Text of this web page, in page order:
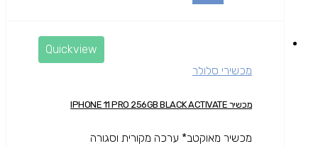
Quickview
מכשירי סלולר
מכשיר IPHONE 11 PRO 256GB BLACK ACTIVATE
מכשיר מאוקטב* ערכה מקורית וסגורה